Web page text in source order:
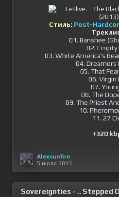
Стиль: Post-
01. Banshee
02. Empty
03. White America's
04. Dreamers
05. That
06. Virgin
07.
08. The
09. The Priest
10.
11. 27
+320
Alexsunfire
5 июля 2013
Sovereignties - .. Stepped